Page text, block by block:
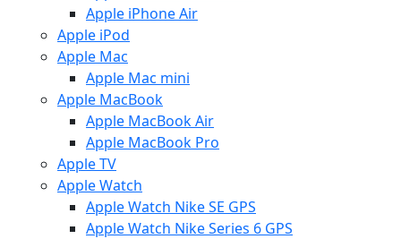
Apple iPhone Air
Apple iPod
Apple Mac
Apple Mac mini
Apple MacBook
Apple MacBook Air
Apple MacBook Pro
Apple TV
Apple Watch
Apple Watch Nike SE GPS
Apple Watch Nike Series 6 GPS